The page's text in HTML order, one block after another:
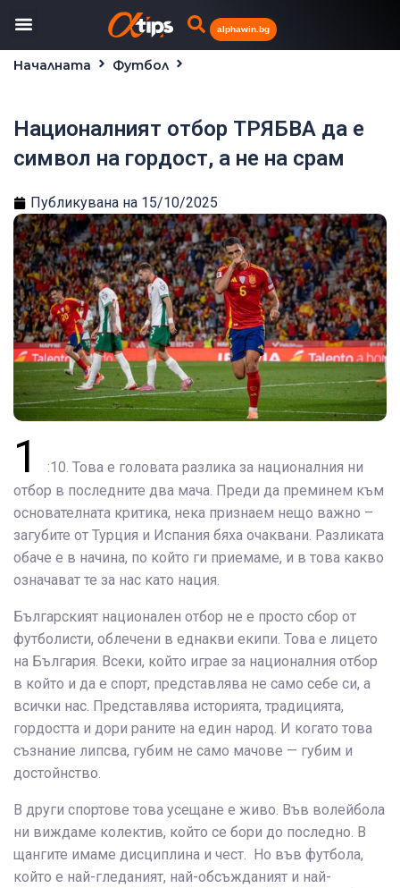
alphawin.bg
Началната
Футбол
Националният отбор ТРЯБВА да е
символ на гордост, а не на срам
Публикувана на 15/10/2025
1
:10. Това е головата разлика за националния ни
отбор в последните два мача. Преди да преминем към
основателната критика, нека признаем нещо важно –
загубите от Турция и Испания бяха очаквани. Разликата
обаче е в начина, по който ги приемаме, и в това какво
означават те за нас като нация.
Българският национален отбор не е просто сбор от
футболисти, облечени в еднакви екипи. Това е лицето
на България. Всеки, който играе за националния отбор
в който и да е спорт, представлява не само себе си, а
всички нас. Представлява историята, традицията,
гордостта и дори раните на един народ. И когато това
съзнание липсва, губим не само мачове — губим и
достойнство.
В други спортове това усещане е живо. Във волейбола
ни виждаме колектив, който се бори до последно. В
щангите имаме дисциплина и чест. Но във футбола,
който е най-гледаният, най-обсъжданият и най-